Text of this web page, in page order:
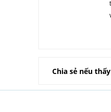
Chia sẻ nếu